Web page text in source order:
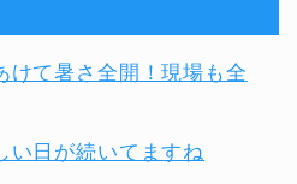
けて暑さ全開！現場も全
い日が続いてますね